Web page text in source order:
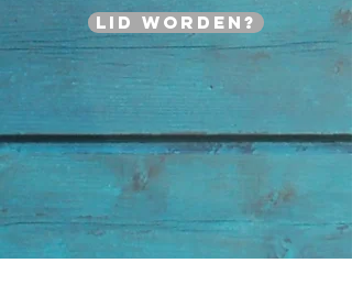
Lid worden?